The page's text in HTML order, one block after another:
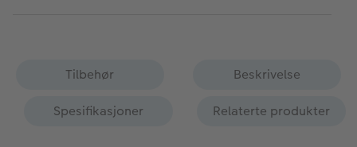
Tilbehør
Beskrivelse
Spesifikasjoner
Relaterte produkter